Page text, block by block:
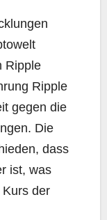
Ripple
Ripple
gegen die
Die
dass
ist, was
der